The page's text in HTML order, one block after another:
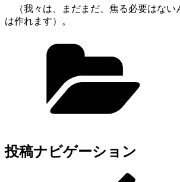
（我々は、まだまだ、焦る必要はない
は作れます）。
投稿ナビゲーション